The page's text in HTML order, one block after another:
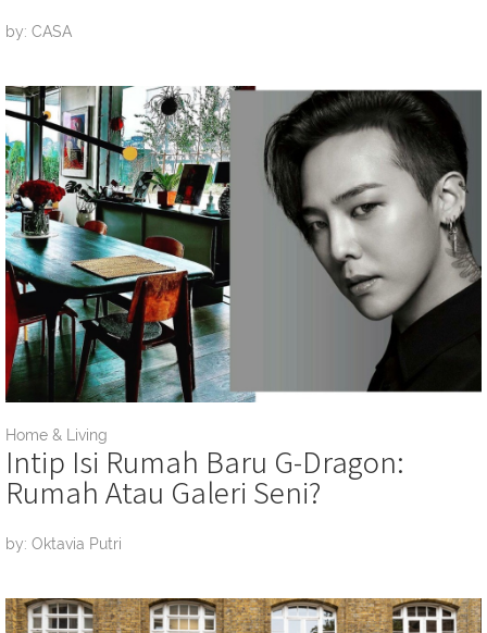
by: CASA
Home & Living
Intip Isi Rumah Baru G-Dragon:
Rumah Atau Galeri Seni?
by: Oktavia Putri